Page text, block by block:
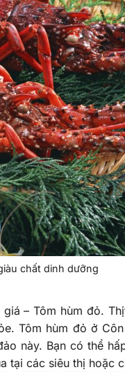
chất dinh dưỡng
– Tôm hùm đỏ.
Tôm hùm đỏ ở
này. Bạn có thể
tại các siêu thị hoặc